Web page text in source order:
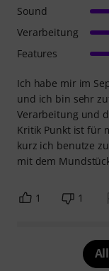
Ich habe mir im
und ich bin sehr
Verarbeitung und
Kritik Punkt ist für
kurz ich benutze
mit dem
Sound
Verarbeitung
Features
1 1